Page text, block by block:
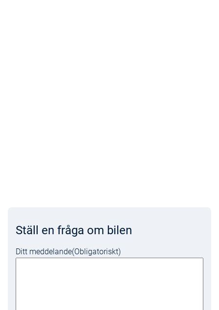
Ställ en fråga om bilen
Ditt meddelande(Obligatoriskt)